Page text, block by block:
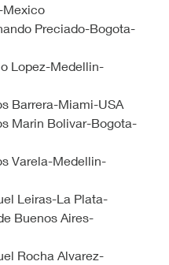
Mexico
Preciado-Bogota-
Lopez-Medellin-
Barrera-Miami-USA
Marin Bolivar-Bogota-
Varela-Medellin-
Leiras-La Plata-
Buenos Aires-
Rocha Alvarez-